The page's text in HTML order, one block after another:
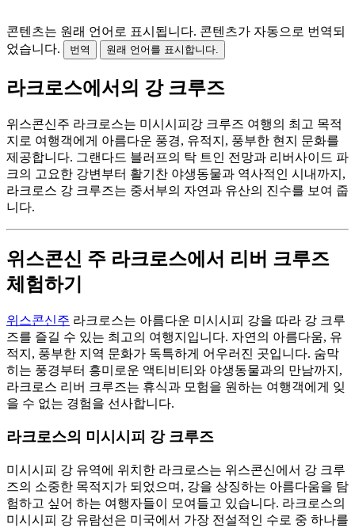
콘텐츠는 원래 언어로 표시됩니다. 콘텐츠가 자동으로 번역되
었습니다.
번역 원래 언어를 표시합니다.
라크로스에서의 강 크루즈
위스콘신주 라크로스는 미시시피강 크루즈 여행의 최고 목적
지로 여행객에게 아름다운 풍경, 유적지, 풍부한 현지 문화를
제공합니다. 그랜다드 블러프의 탁 트인 전망과 리버사이드 파
크의 고요한 강변부터 활기찬 야생동물과 역사적인 시내까지,
라크로스 강 크루즈는 중서부의 자연과 유산의 진수를 보여 줍
니다.
위스콘신 주 라크로스에서 리버 크루즈
체험하기
위스콘신주 라크로스는 아름다운 미시시피 강을 따라 강 크루
즈를 즐길 수 있는 최고의 여행지입니다. 자연의 아름다움, 유
적지, 풍부한 지역 문화가 독특하게 어우러진 곳입니다. 숨막
히는 풍경부터 흥미로운 액티비티와 야생동물과의 만남까지,
라크로스 리버 크루즈는 휴식과 모험을 원하는 여행객에게 잊
을 수 없는 경험을 선사합니다.
라크로스의 미시시피 강 크루즈
미시시피 강 유역에 위치한 라크로스는 위스콘신에서 강 크루
즈의 소중한 목적지가 되었으며, 강을 상징하는 아름다움을 탐
험하고 싶어 하는 여행자들이 모여들고 있습니다. 라크로스의
미시시피 강 유람선은 미국에서 가장 전설적인 수로 중 하나를